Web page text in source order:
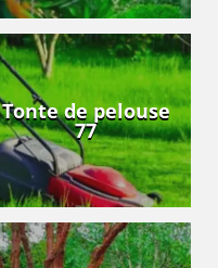
Tonte de pelouse
77